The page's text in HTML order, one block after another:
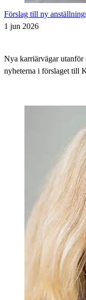
Förslag till ny
1 jun 2026
Nya karriärvägar utanför
nyheterna i förslaget till